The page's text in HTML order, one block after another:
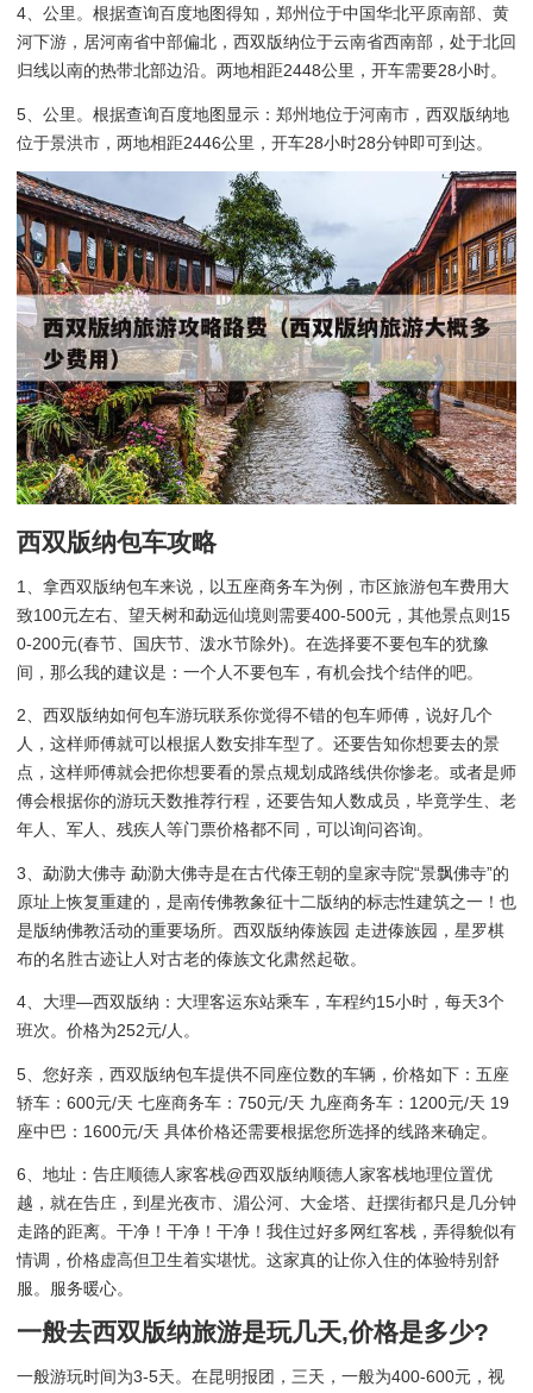
4、公里。根据查询百度地图得知，郑州位于中国华北平原南部、黄
河下游，居河南省中部偏北，西双版纳位于云南省西南部，处于北回
归线以南的热带北部边沿。两地相距2448公里，开车需要28小时。
5、公里。根据查询百度地图显示：郑州地位于河南市，西双版纳地
位于景洪市，两地相距2446公里，开车28小时28分钟即可到达。
西双版纳包车攻略
1、拿西双版纳包车来说，以五座商务车为例，市区旅游包车费用大
致100元左右、望天树和勐远仙境则需要400-500元，其他景点则15
0-200元(春节、国庆节、泼水节除外)。在选择要不要包车的犹豫
间，那么我的建议是：一个人不要包车，有机会找个结伴的吧。
2、西双版纳如何包车游玩联系你觉得不错的包车师傅，说好几个
人，这样师傅就可以根据人数安排车型了。还要告知你想要去的景
点，这样师傅就会把你想要看的景点规划成路线供你惨老。或者是师
傅会根据你的游玩天数推荐行程，还要告知人数成员，毕竟学生、老
年人、军人、残疾人等门票价格都不同，可以询问咨询。
3、勐泐大佛寺 勐泐大佛寺是在古代傣王朝的皇家寺院“景飘佛寺”的
原址上恢复重建的，是南传佛教象征十二版纳的标志性建筑之一！也
是版纳佛教活动的重要场所。西双版纳傣族园 走进傣族园，星罗棋
布的名胜古迹让人对古老的傣族文化肃然起敬。
4、大理—西双版纳：大理客运东站乘车，车程约15小时，每天3个
班次。价格为252元/人。
5、您好亲，西双版纳包车提供不同座位数的车辆，价格如下：五座
轿车：600元/天 七座商务车：750元/天 九座商务车：1200元/天 19
座中巴：1600元/天 具体价格还需要根据您所选择的线路来确定。
6、地址：告庄顺德人家客栈@西双版纳顺德人家客栈地理位置优
越，就在告庄，到星光夜市、湄公河、大金塔、赶摆街都只是几分钟
走路的距离。干净！干净！干净！我住过好多网红客栈，弄得貌似有
情调，价格虚高但卫生着实堪忧。这家真的让你入住的体验特别舒
服。服务暖心。
一般去西双版纳旅游是玩几天,价格是多少?
一般游玩时间为3-5天。在昆明报团，三天，一般为400-600元，视